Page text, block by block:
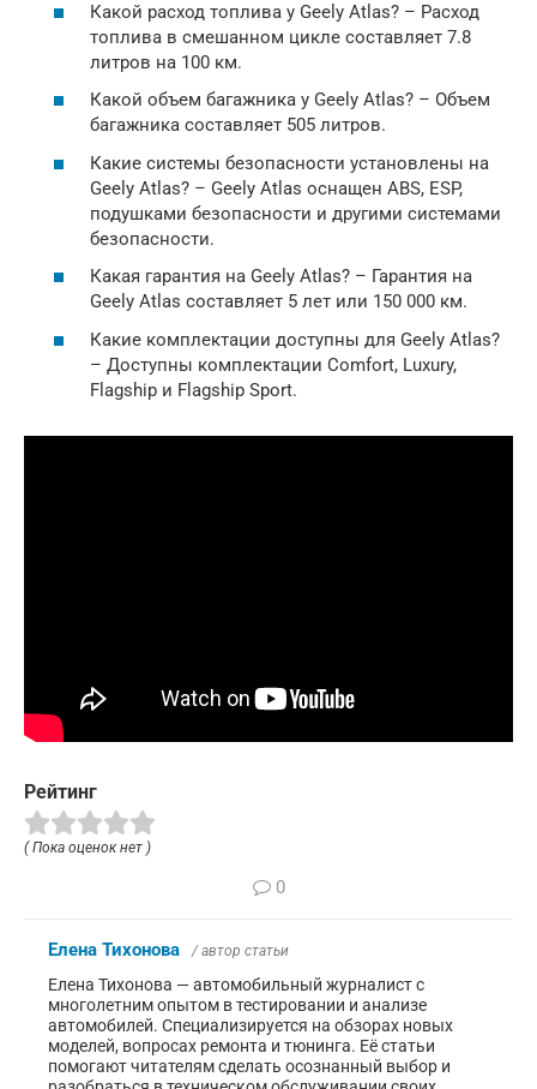
Какой расход топлива у Geely Atlas? – Расход
топлива в смешанном цикле составляет 7.8
литров на 100 км.
Какой объем багажника у Geely Atlas? – Объем
багажника составляет 505 литров.
Какие системы безопасности установлены на
Geely Atlas? – Geely Atlas оснащен ABS, ESP,
подушками безопасности и другими системами
безопасности.
Какая гарантия на Geely Atlas? – Гарантия на
Geely Atlas составляет 5 лет или 150 000 км.
Какие комплектации доступны для Geely Atlas?
– Доступны комплектации Comfort, Luxury,
Flagship и Flagship Sport.
Рейтинг
( Пока оценок нет )
0
Елена Тихонова / автор статьи
Елена Тихонова — автомобильный журналист с
многолетним опытом в тестировании и анализе
автомобилей. Специализируется на обзорах новых
моделей, вопросах ремонта и тюнинга. Её статьи
помогают читателям сделать осознанный выбор и